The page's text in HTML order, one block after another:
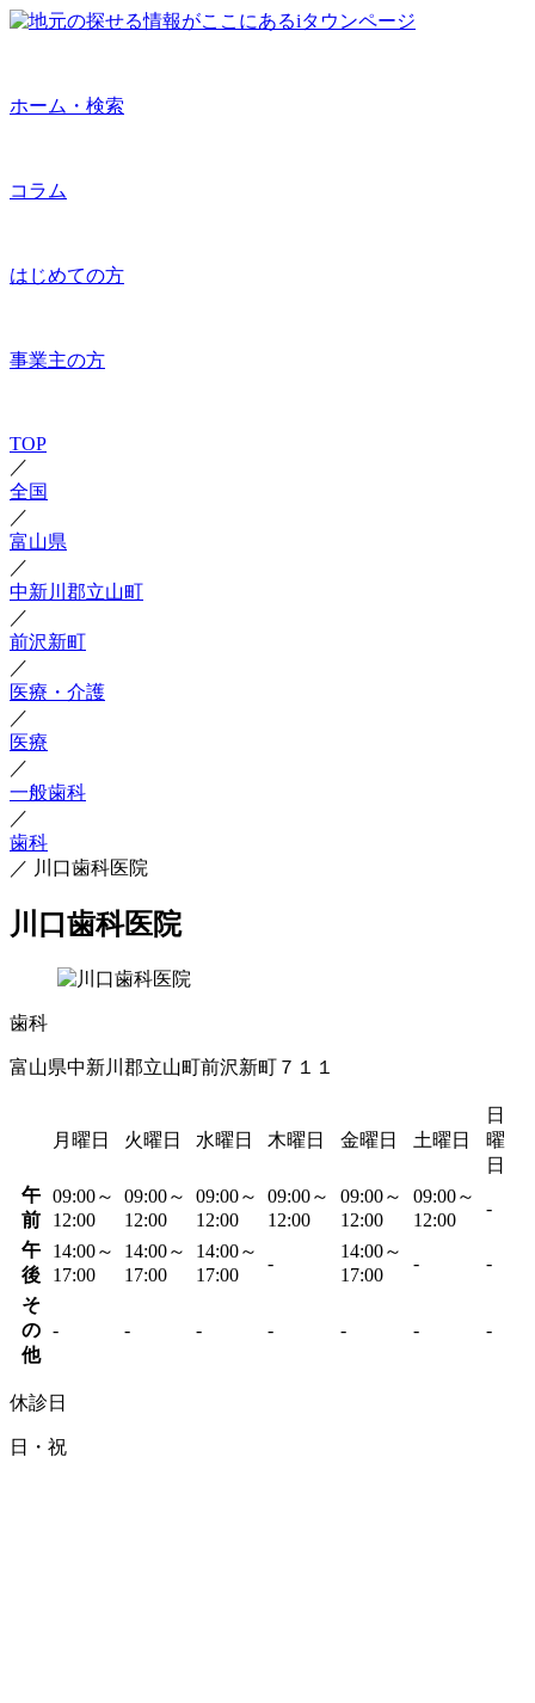
ホーム・検索
コラム
はじめての方
事業主の方
TOP
／
全国
／
富山県
／
中新川郡立山町
／
前沢新町
／
医療・介護
／
医療
／
一般歯科
／
歯科
／ 川口歯科医院
川口歯科医院
歯科
富山県中新川郡立山町前沢新町７１１
月曜日 火曜日 水曜日 木曜日 金曜日 土曜日
日
曜
日
午
前
09:00～
12:00
09:00～
12:00
09:00～
12:00
09:00～
12:00
09:00～
12:00
09:00～
12:00
-
午
後
14:00～
17:00
14:00～
17:00
14:00～
17:00
-
14:00～
17:00
- -
そ
の
他
- - - - - - -
休診日
日・祝